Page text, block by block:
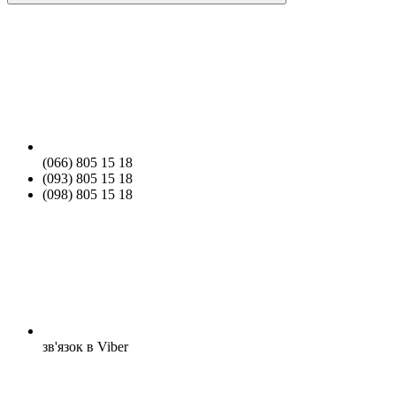
(066) 805 15 18
(093) 805 15 18
(098) 805 15 18
зв'язок в Viber